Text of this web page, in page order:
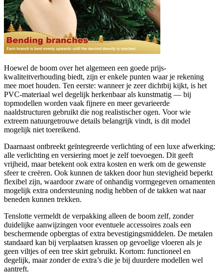
Hoewel de boom over het algemeen een goede prijs-
kwaliteitverhouding biedt, zijn er enkele punten waar je rekening
mee moet houden. Ten eerste: wanneer je zeer dichtbij kijkt, is het
PVC-materiaal wel degelijk herkenbaar als kunstmatig — bij
topmodellen worden vaak fijnere en meer gevarieerde
naaldstructuren gebruikt die nog realistischer ogen. Voor wie
extreem natuurgetrouwe details belangrijk vindt, is dit model
mogelijk niet toereikend.
Daarnaast ontbreekt geïntegreerde verlichting of een luxe afwerking;
alle verlichting en versiering moet je zelf toevoegen. Dit geeft
vrijheid, maar betekent ook extra kosten en werk om de gewenste
sfeer te creëren. Ook kunnen de takken door hun stevigheid beperkt
flexibel zijn, waardoor zware of onhandig vormgegeven ornamenten
mogelijk extra ondersteuning nodig hebben of de takken wat naar
beneden kunnen trekken.
Tenslotte vermeldt de verpakking alleen de boom zelf, zonder
duidelijke aanwijzingen voor eventuele accessoires zoals een
beschermende opbergtas of extra bevestigingsmiddelen. De metalen
standaard kan bij verplaatsen krassen op gevoelige vloeren als je
geen viltjes of een tree skirt gebruikt. Kortom: functioneel en
degelijk, maar zonder de extra’s die je bij duurdere modellen wel
aantreft.